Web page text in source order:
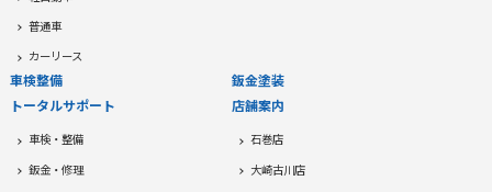
普通車
カーリース
車検整備
鈑金塗装
トータルサポート
車検・整備
鈑金・修理
店舗案内
石巻店
大崎古川店